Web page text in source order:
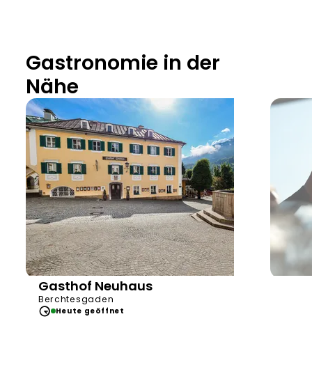
Gastronomie in der
Nähe
Gasthof Neuhaus
Berchtesgaden
Heute geöffnet